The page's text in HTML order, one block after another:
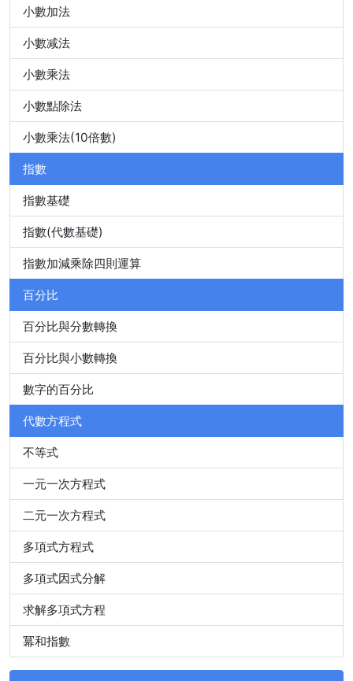
小數加法
小數减法
小數乘法
小數點除法
小數乘法(10倍數)
指數
指數基礎
指數(代數基礎)
指數加減乘除四則運算
百分比
百分比與分數轉換
百分比與小數轉換
數字的百分比
代數方程式
不等式
一元一次方程式
二元一次方程式
多項式方程式
多項式因式分解
求解多項式方程
冪和指數